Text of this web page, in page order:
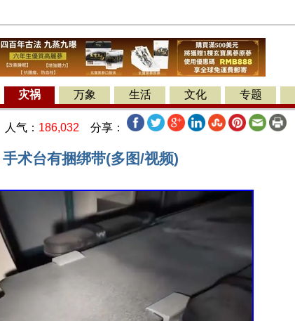
灾祸 万象 生活 文化 专题
人气： 186,032 分享：
术台有捆绑带(多图/视频)